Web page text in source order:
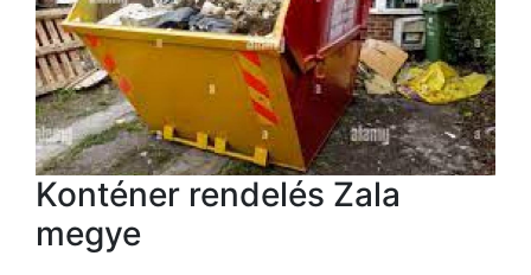
Konténer rendelés Zala
megye